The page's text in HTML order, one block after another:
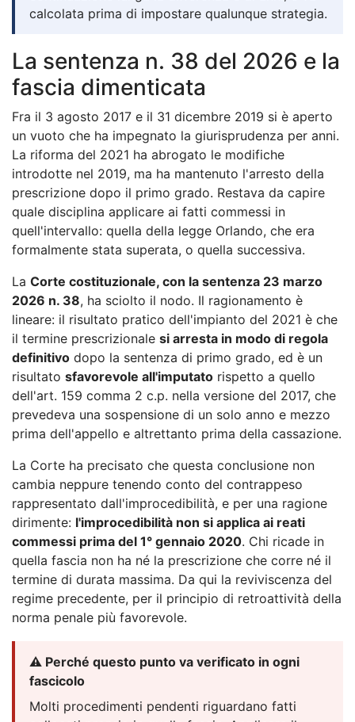
calcolata prima di impostare qualunque strategia.
La sentenza n. 38 del 2026 e la
fascia dimenticata
Fra il 3 agosto 2017 e il 31 dicembre 2019 si è aperto
un vuoto che ha impegnato la giurisprudenza per anni.
La riforma del 2021 ha abrogato le modifiche
introdotte nel 2019, ma ha mantenuto l'arresto della
prescrizione dopo il primo grado. Restava da capire
quale disciplina applicare ai fatti commessi in
quell'intervallo: quella della legge Orlando, che era
formalmente stata superata, o quella successiva.
La Corte costituzionale, con la sentenza 23 marzo
2026 n. 38, ha sciolto il nodo. Il ragionamento è
lineare: il risultato pratico dell'impianto del 2021 è che
il termine prescrizionale si arresta in modo di regola
definitivo dopo la sentenza di primo grado, ed è un
risultato sfavorevole all'imputato rispetto a quello
dell'art. 159 comma 2 c.p. nella versione del 2017, che
prevedeva una sospensione di un solo anno e mezzo
prima dell'appello e altrettanto prima della cassazione.
La Corte ha precisato che questa conclusione non
cambia neppure tenendo conto del contrappeso
rappresentato dall'improcedibilità, e per una ragione
dirimente: l'improcedibilità non si applica ai reati
commessi prima del 1° gennaio 2020. Chi ricade in
quella fascia non ha né la prescrizione che corre né il
termine di durata massima. Da qui la reviviscenza del
regime precedente, per il principio di retroattività della
norma penale più favorevole.
⚠️ Perché questo punto va verificato in ogni
fascicolo
Molti procedimenti pendenti riguardano fatti